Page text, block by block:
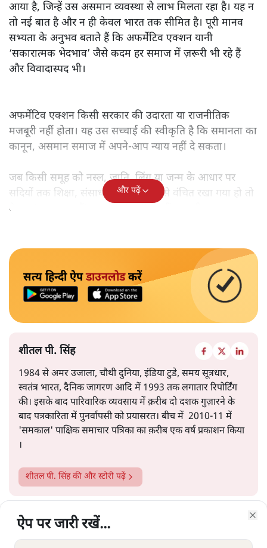
आया है, जिन्हें उस असमान व्यवस्था से लाभ मिलता रहा है। यह न
तो नई बात है और न ही केवल भारत तक सीमित है। पूरी मानव
सभ्यता के अनुभव बताते हैं कि अफर्मेटिव एक्शन यानी
‘सकारात्मक भेदभाव’ जैसे कदम हर समाज में ज़रूरी भी रहे हैं
और विवादास्पद भी।
अफर्मेटिव एक्शन किसी सरकार की उदारता या राजनीतिक
मजबूरी नहीं होता। यह उस सच्चाई की स्वीकृति है कि समानता का
कानून, असमान समाज में अपने-आप न्याय नहीं दे सकता।
जब किसी समूह को नस्ल, जाति, लिंग या जन्म के आधार पर
सदियों तक शिक्षा, संसाधनों और सम्मान से वंचित रखा गया हो तो
केवल ‘सब बराबर हैं’ कह देने से स्थिति नहीं बदलती।
और पढ़ें
सत्य हिन्दी ऐपडाउनलोडकरें
शीतल पी. सिंह
1984 से अमर उजाला, चौथी दुनिया, इंडिया टुडे, समय सूत्रधार,
स्वतंत्र भारत, दैनिक जागरण आदि में 1993 तक लगातार रिपोर्टिंग
की। इसके बाद पारिवारिक व्यवसाय में क़रीब दो दशक गुज़ारने के
बाद पत्रकारिता में पुनर्वापसी को प्रयासरत। बीच में 2010-11 में
'समकाल' पाक्षिक समाचार पत्रिका का क़रीब एक वर्ष प्रकाशन किया
।
शीतल पी. सिंहकी और स्टोरी पढ़ें
ऐप पर जारी रखें...
ऐप पर जारी रखें...
ऐप पर जारी रखें...
ऐप पर जारी रखें...
ऐप पर जारी रखें...
ऐप पर जारी रखें...
ऐप पर जारी रखें...